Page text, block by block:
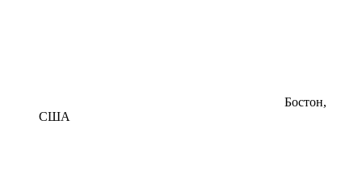
Бостон,
США